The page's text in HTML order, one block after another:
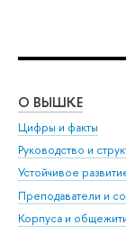
О ВЫШКЕ
Цифры и факты
Руководство и
Устойчивое
Преподаватели и
Корпуса и